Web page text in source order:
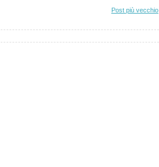
Post più vecchio